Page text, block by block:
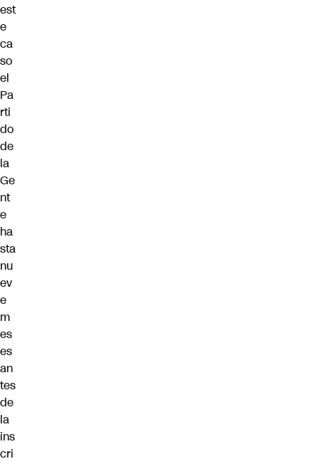
est
e
ca
so
el
Pa
rti
do
de
la
Ge
nt
e
ha
sta
nu
ev
e
m
es
es
an
tes
de
la
ins
cri